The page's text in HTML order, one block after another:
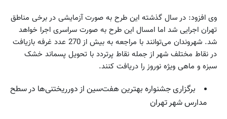
وی افزود: در سال گذشته این طرح به صورت آزمایشی در برخی مناطق
تهران اجرایی شد اما امسال این طرح به صورت سراسری اجرا خواهد
شد. شهروندان می‌توانند با مراجعه به بیش از 270 عدد غرفه بازیافت
در نقاط مختلف شهر از جمله نقاط پرتردد با تحویل پسماند خشک
سبزه و ماهی ویژه نوروز را دریافت کنند.
برگزاری جشنواره بهترین هفت‌سین از دورریختنی‌ها در سطح
مدارس شهر تهران